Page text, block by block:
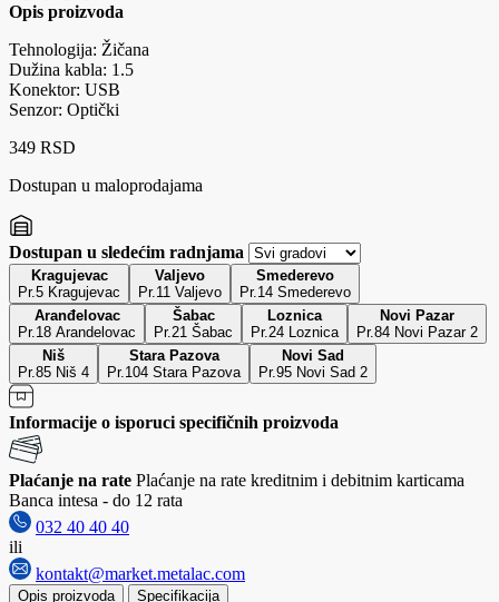
Opis proizvoda
Tehnologija: Žičana
Dužina kabla: 1.5
Konektor: USB
Senzor: Optički
349 RSD
Dostupan u maloprodajama
Dostupan u sledećim radnjama
Kragujevac
Pr.5 Kragujevac
Valjevo
Pr.11 Valjevo
Smederevo
Pr.14 Smederevo
Aranđelovac
Pr.18 Arandelovac
Šabac
Pr.21 Šabac
Loznica
Pr.24 Loznica
Novi Pazar
Pr.84 Novi Pazar 2
Niš
Pr.85 Niš 4
Stara Pazova
Pr.104 Stara Pazova
Novi Sad
Pr.95 Novi Sad 2
Informacije o isporuci specifičnih proizvoda
Plaćanje na rate Plaćanje na rate kreditnim i debitnim karticama
Banca intesa - do 12 rata
032 40 40 40
ili
kontakt@market.metalac.com
Opis proizvoda Specifikacija